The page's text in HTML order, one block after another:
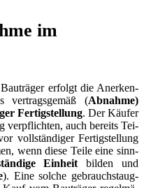
im
erfolgt die Aner­ken­
ver­trags­ge­mäß (Abnah­me)
Fer­tig­stel­lung. Der Käu­fer
ver­pflich­ten, auch bereits Tei­
voll­stän­di­ger Fer­tig­stel­lung
wenn die­se Tei­le eine sinn­
Ein­heit bil­den und
). Eine sol­che gebrauchs­taug­